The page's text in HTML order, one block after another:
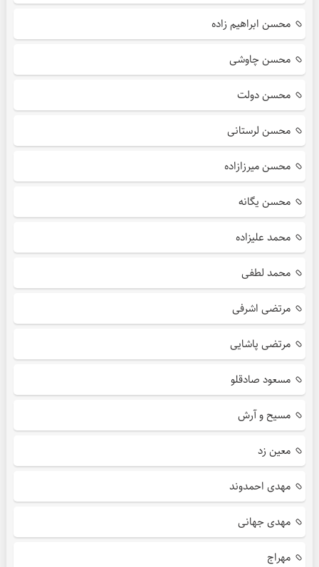
محسن ابراهیم زاده
محسن چاوشی
محسن دولت
محسن لرستانی
محسن میرزازاده
محسن یگانه
محمد علیزاده
محمد لطفی
مرتضی اشرفی
مرتضی پاشایی
مسعود صادقلو
مسیح و آرش
معین زد
مهدی احمدوند
مهدی جهانی
مهراج